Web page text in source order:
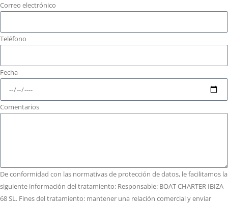
Correo electrónico
Teléfono
Fecha
Comentarios
De conformidad con las normativas de protección de datos, le facilitamos la
siguiente información del tratamiento: Responsable: BOAT CHARTER IBIZA
68 SL. Fines del tratamiento: mantener una relación comercial y enviar